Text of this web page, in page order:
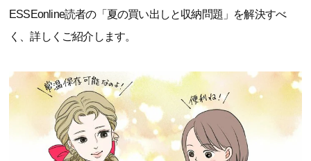
ESSEonline読者の「夏の買い出しと収納問題」を解決すべ
く、詳しくご紹介します。